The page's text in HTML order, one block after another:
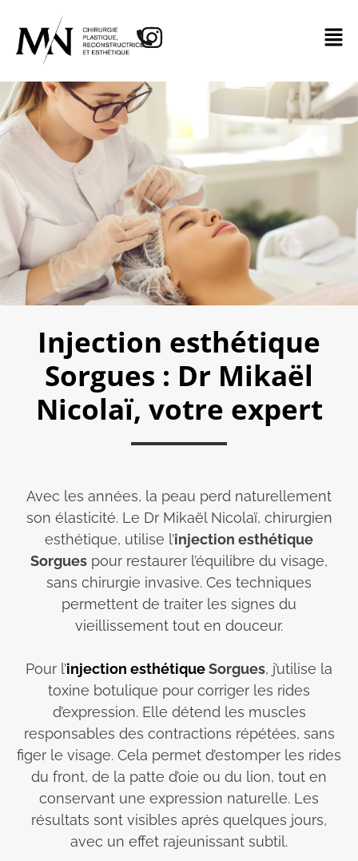
Injection esthétique
Sorgues : Dr Mikaël
Nicolaï, votre expert
Avec les années, la peau perd naturellement
son élasticité. Le Dr Mikaël Nicolaï, chirurgien
esthétique, utilise l’injection esthétique
Sorgues pour restaurer l’équilibre du visage,
sans chirurgie invasive. Ces techniques
permettent de traiter les signes du
vieillissement tout en douceur.
Pour l’injection esthétiqueSorgues, j’utilise la
toxine botulique pour corriger les rides
d’expression. Elle détend les muscles
responsables des contractions répétées, sans
figer le visage. Cela permet d’estomper les rides
du front, de la patte d’oie ou du lion, tout en
conservant une expression naturelle. Les
résultats sont visibles après quelques jours,
avec un effet rajeunissant subtil.